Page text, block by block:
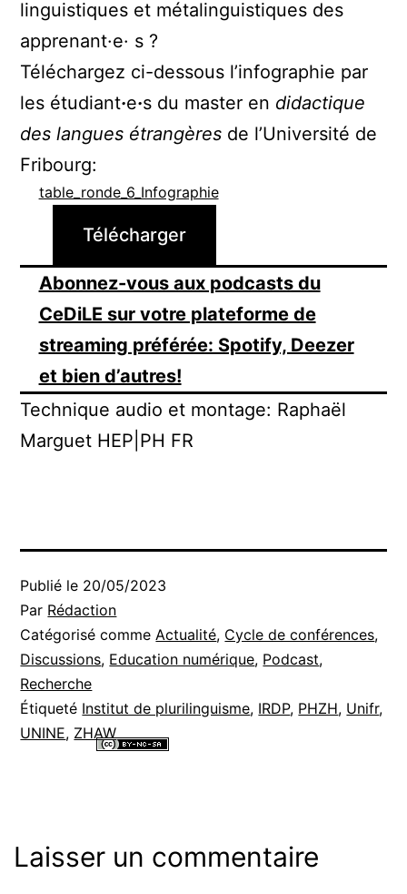
linguistiques et métalinguistiques des
apprenant·e· s ?
Téléchargez ci-dessous l’infographie par
les étudiant·e·s du master en didactique
des langues étrangères de l’Université de
Fribourg:
table_ronde_6_Infographie
Télécharger
Abonnez-vous aux podcasts du
CeDiLE sur votre plateforme de
streaming préférée: Spotify, Deezer
et bien d’autres!
Technique audio et montage: Raphaël
Marguet HEP|PH FR
Publié le 20/05/2023
Par Rédaction
Catégorisé comme Actualité, Cycle de conférences,
Discussions, Education numérique, Podcast,
Recherche
Étiqueté Institut de plurilinguisme, IRDP, PHZH, Unifr,
UNINE, ZHAW
Laisser un commentaire